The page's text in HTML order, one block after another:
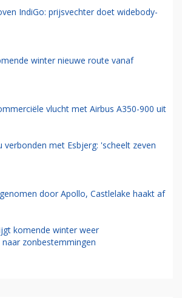
IndiGo: prijsvechter doet widebody-
winter nieuwe route vanaf
vlucht met Airbus A350-900 uit
verbonden met Esbjerg: 'scheelt zeven
door Apollo, Castlelake haakt af
komende winter weer
zonbestemmingen